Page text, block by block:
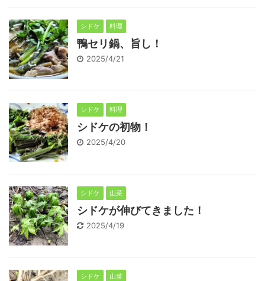
シドケ 料理
鴨セリ鍋、旨し！
2025/4/21
シドケ 料理
シドケの初物！
2025/4/20
シドケ 山菜
シドケが伸びてきました！
2025/4/19
シドケ 山菜